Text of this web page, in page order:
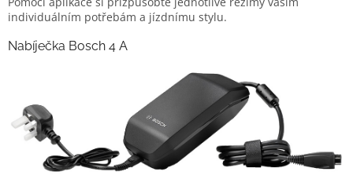
individuálním potřebám a jízdnímu stylu.
Nabíječka Bosch 4 A